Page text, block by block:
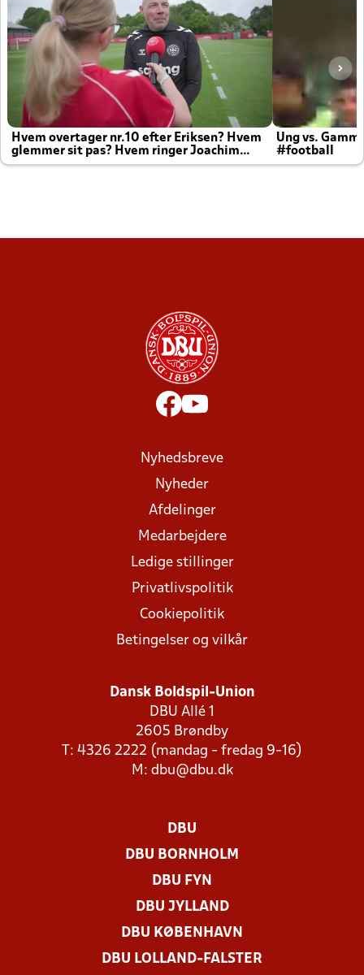
Hvem overtager nr.10 efter Eriksen? Hvem
glemmer sit pas? Hvem ringer Joachim
altid til efter kampe?
Ung vs.
#football
Nyhedsbreve
Nyheder
Afdelinger
Medarbejdere
Ledige stillinger
Privatlivspolitik
Cookiepolitik
Betingelser og vilkår
Dansk Boldspil-Union
DBU Allé 1
2605 Brøndby
T: 4326 2222 (mandag - fredag 9-16)
M: dbu@dbu.dk
DBU
DBU BORNHOLM
DBU FYN
DBU JYLLAND
DBU KØBENHAVN
DBU LOLLAND-FALSTER